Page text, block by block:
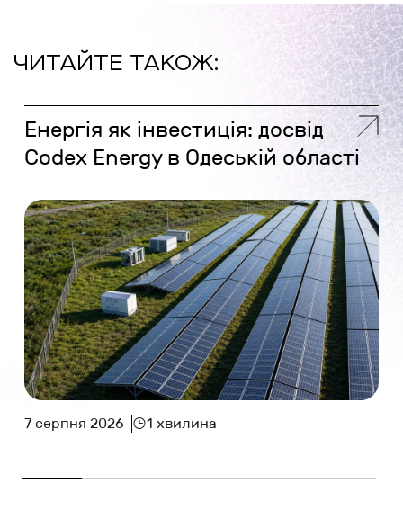
ЧИТАЙТЕ ТАКОЖ:
Енергія як інвестиція: досвід
Codex Energy в Одеській області
7 серпня 2026 1 хвилина